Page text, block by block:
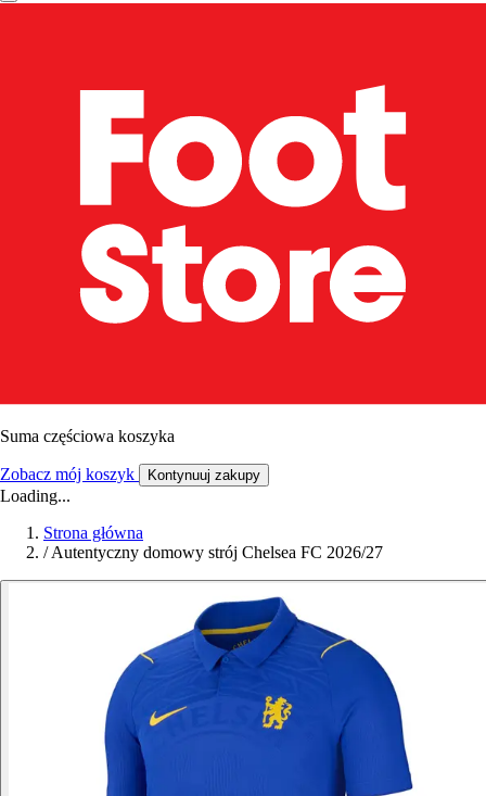
Suma częściowa koszyka
Zobacz mój koszyk Kontynuuj zakupy
Loading...
Strona główna
/ Autentyczny domowy strój Chelsea FC 2026/27